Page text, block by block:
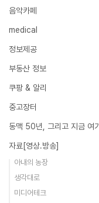
음악카페
medical
정보제공
부동산 정보
쿠팡 & 알리
중고장터
동맥 50년, 그리고 지금 여기
자료[영상.방송]
아내의 농장
생각대로
미디어테크